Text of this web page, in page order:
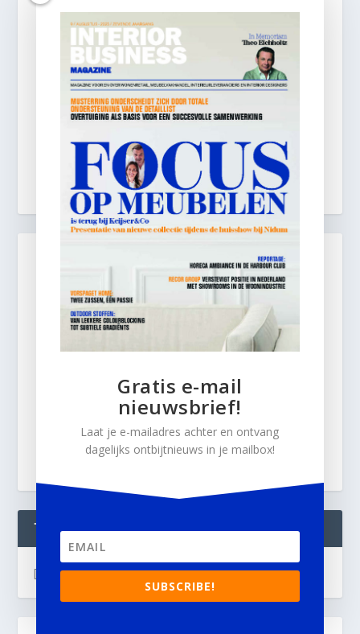
TWEETS
[custom-twitter-feeds]
Gratis e-mail
nieuwsbrief!
Laat je e-mailadres achter en ontvang
dagelijks ontbijtnieuws in je mailbox!
SUBSCRIBE!